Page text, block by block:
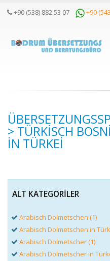
+90 (538) 882 53 07 +90
> TÜRKISCH
IN TÜRKEI
ALT KATEGORILER
Arabisch Dolmetschen (1)
Arabisch Dolmetschen in
Arabisch Dolmetscher (1)
Arabisch Dolmetscher in